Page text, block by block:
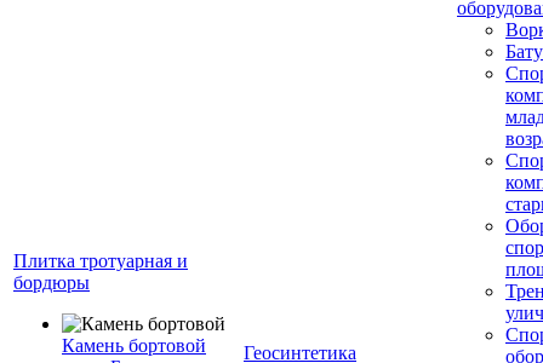
Плитка тротуарная и
бордюры
Камень бортовой
Геосинтетика